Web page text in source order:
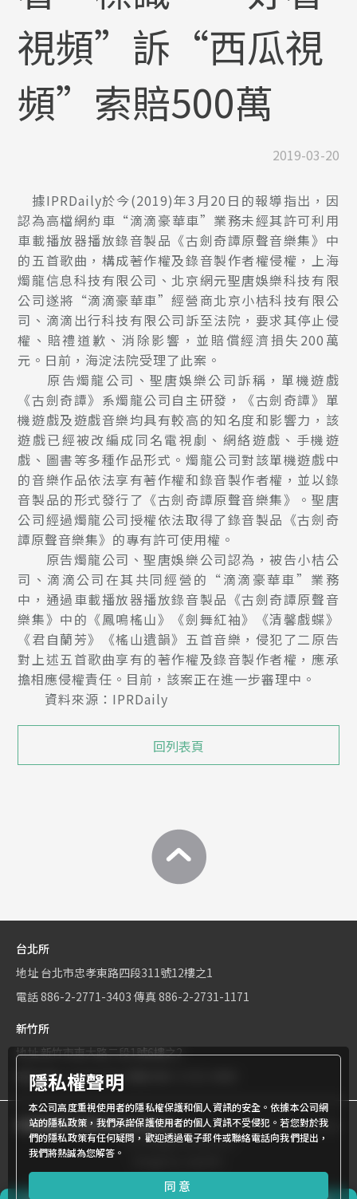
視頻”訴“西瓜視
頻”索賠500萬
2019-03-20
據IPRDaily於今(2019)年3月20日的報導指出，因
認為高檔網約車“滴滴豪華車”業務未經其許可利用
車載播放器播放錄音製品《古劍奇譚原聲音樂集》中
的五首歌曲，構成著作權及錄音製作者權侵權，上海
燭龍信息科技有限公司、北京網元聖唐娛樂科技有限
公司遂將“滴滴豪華車”經營商北京小桔科技有限公
司、滴滴出行科技有限公司訴至法院，要求其停止侵
權、賠禮道歉、消除影響，並賠償經濟損失200萬
元。日前，海淀法院受理了此案。
原告燭龍公司、聖唐娛樂公司訴稱，單機遊戲
《古劍奇譚》系燭龍公司自主研發，《古劍奇譚》單
機遊戲及遊戲音樂均具有較高的知名度和影響力，該
遊戲已經被改編成同名電視劇、網絡遊戲、手機遊
戲、圖書等多種作品形式。燭龍公司對該單機遊戲中
的音樂作品依法享有著作權和錄音製作者權，並以錄
音製品的形式發行了《古劍奇譚原聲音樂集》。聖唐
公司經過燭龍公司授權依法取得了錄音製品《古劍奇
譚原聲音樂集》的專有許可使用權。
原告燭龍公司、聖唐娛樂公司認為，被告小桔公
司、滴滴公司在其共同經營的“滴滴豪華車”業務
中，通過車載播放器播放錄音製品《古劍奇譚原聲音
樂集》中的《鳳鳴榣山》《劍舞紅袖》《清馨戲蝶》
《君自蘭芳》《榣山遺韻》五首音樂，侵犯了二原告
對上述五首歌曲享有的著作權及錄音製作者權，應承
擔相應侵權責任。目前，該案正在進一步審理中。
資料來源：IPRDaily
回列表頁
台北所
地址 台北市忠孝東路四段311號12樓之1
電話886-2-2771-3403 傳真 886-2-2731-1171
新竹所
地址新竹市東大路二段1號6樓之2
電話886-3-534-9161
商標權屬世界專利有限公司所有© World Patent Limited Company
Inc All Rights Reserved.
隱私權聲明
本公司高度重視使用者的隱私權保護和個人資訊的安全。依據本公司網
站的隱私政策，我們承諾保護使用者的個人資訊不受侵犯。若您對於我
們的隱私政策有任何疑問，歡迎透過電子郵件或聯絡電話向我們提出，
我們將熱誠為您解答。
同意